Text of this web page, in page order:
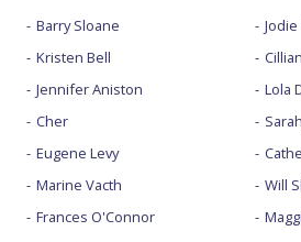
Barry Sloane
Kristen Bell
Jennifer Aniston
Cher
Eugene Levy
Marine Vacth
Frances O'Connor
Lola
Will